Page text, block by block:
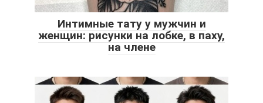
Интимные тату у мужчин и
женщин: рисунки на лобке, в паху,
на члене